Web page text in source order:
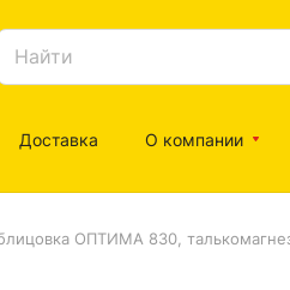
Доставка О компании
ОПТИМА 830,